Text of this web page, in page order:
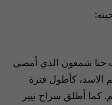
حنا شمعون الذي أمضى
الاسد، كأطول فترة
كما أطلق سراح بيير